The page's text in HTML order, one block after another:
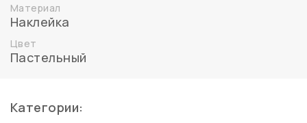
Материал
Наклейка
Цвет
Пастельный
Категории: